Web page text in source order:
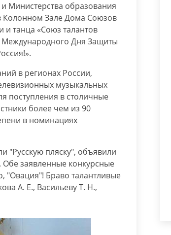
Министерства образования
Зале Дома Союзов
танца «Союз талантов
Международного Дня Защиты
в регионах России,
музыкальных
поступления в столичные
более чем из 90
в номинациях
"Русскую пляску", объявили
Обе заявленные конкурсные
Браво талантливые
А. Е., Васильеву Т. Н.,